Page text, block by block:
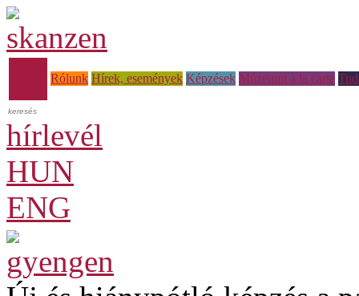
Rólunk Hírek, események Képzések Múzeumi à la carte
hírlevél
HUN
ENG